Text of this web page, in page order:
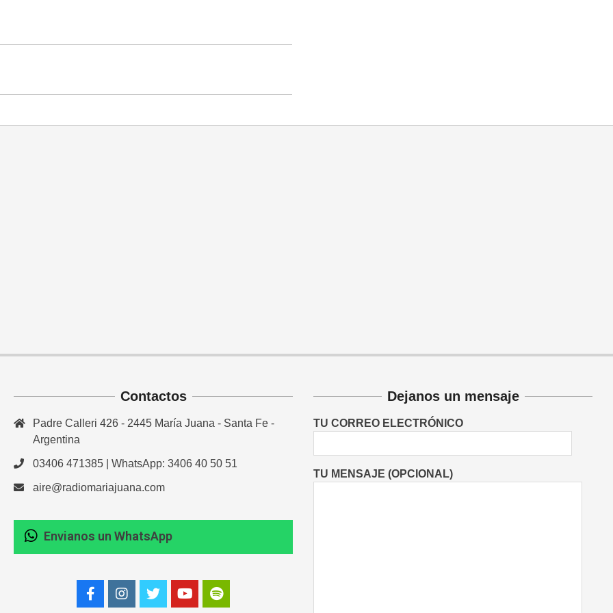
Contactos
Padre Calleri 426 - 2445 María Juana - Santa Fe -
Argentina
03406 471385 | WhatsApp: 3406 40 50 51
aire@radiomariajuana.com
Envianos un WhatsApp
Dejanos un mensaje
TU CORREO ELECTRÓNICO
TU MENSAJE (OPCIONAL)